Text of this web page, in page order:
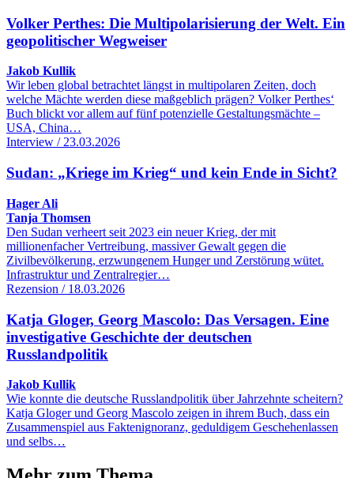
Volker Perthes: Die Multipolarisierung der Welt. Ein
geopolitischer Wegweiser
Jakob Kullik
Wir leben global betrachtet längst in multipolaren Zeiten, doch
welche Mächte werden diese maßgeblich prägen? Volker Perthes‘
Buch blickt vor allem auf fünf potenzielle Gestaltungsmächte –
USA, China…
Interview / 23.03.2026
Sudan: „Kriege im Krieg“ und kein Ende in Sicht?
Hager Ali
Tanja Thomsen
Den Sudan verheert seit 2023 ein neuer Krieg, der mit
millionenfacher Vertreibung, massiver Gewalt gegen die
Zivilbevölkerung, erzwungenem Hunger und Zerstörung wütet.
Infrastruktur und Zentralregier…
Rezension / 18.03.2026
Katja Gloger, Georg Mascolo: Das Versagen. Eine
investigative Geschichte der deutschen
Russlandpolitik
Jakob Kullik
Wie konnte die deutsche Russlandpolitik über Jahrzehnte scheitern?
Katja Gloger und Georg Mascolo zeigen in ihrem Buch, dass ein
Zusammenspiel aus Faktenignoranz, geduldigem Geschehenlassen
und selbs…